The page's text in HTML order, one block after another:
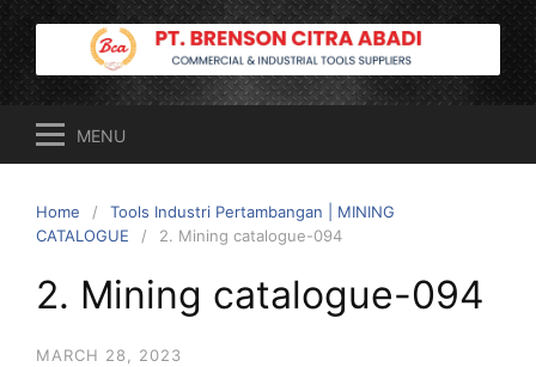
Skip
content
MENU
Home
Tools Industri Pertambangan | MINING
CATALOGUE
2. Mining catalogue-094
2. Mining catalogue-094
MARCH 28, 2023